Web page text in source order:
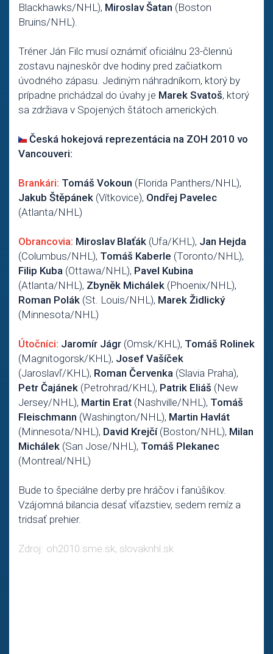
Blackhawks/NHL), Miroslav Šatan (Boston
Bruins/NHL).
Tréner Ján Filc musí oznámiť oficiálnu 23-člennú
zostavu najneskôr dve hodiny pred začiatkom
úvodného zápasu. Jediným náhradníkom, ktorý by
prípadne prichádzal do úvahy je Marek Svatoš, ktorý
sa zdržiava v Spojených štátoch amerických.
Česká hokejová reprezentácia na ZOH 2010 vo
Vancouveri:
Brankári: Tomáš Vokoun (Florida Panthers/NHL),
Jakub Štěpánek (Vítkovice), Ondřej Pavelec
(Atlanta/NHL)
Obrancovia: Miroslav Blaťák (Ufa/KHL), Jan Hejda
(Columbus/NHL), Tomáš Kaberle (Toronto/NHL),
Filip Kuba (Ottawa/NHL), Pavel Kubina
(Atlanta/NHL), Zbyněk Michálek (Phoenix/NHL),
Roman Polák (St. Louis/NHL), Marek Židlický
(Minnesota/NHL)
Útočníci: Jaromír Jágr (Omsk/KHL), Tomáš Rolinek
(Magnitogorsk/KHL), Josef Vašíček
(Jaroslavľ/KHL), Roman Červenka (Slavia Praha),
Petr Čajánek (Petrohrad/KHL), Patrik Eliáš (New
Jersey/NHL), Martin Erat (Nashville/NHL), Tomáš
Fleischmann (Washington/NHL), Martin Havlát
(Minnesota/NHL), David Krejčí (Boston/NHL), Milan
Michálek (San Jose/NHL), Tomáš Plekanec
(Montreal/NHL)
Bude to špeciálne derby pre hráčov i fanúšikov.
Vzájomná bilancia desať víťazstiev, sedem remíz a
tridsať prehier.
Zdroj: oh2010.sme.sk, slovaknhl.sk